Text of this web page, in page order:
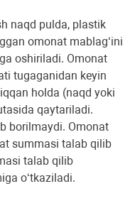
naqd pulda, plastik
omonat mablag‘ini
oshiriladi. Omonat
tugaganidan keyin
holda (naqd yoki
qaytariladi.
borilmaydi. Omonat
summasi talab qilib
talab qilib
o‘tkaziladi.